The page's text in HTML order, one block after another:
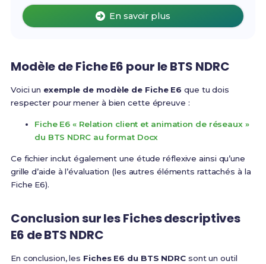
En savoir plus
Modèle de Fiche E6 pour le BTS NDRC
Voici un exemple de modèle de Fiche E6 que tu dois
respecter pour mener à bien cette épreuve :
Fiche E6 « Relation client et animation de réseaux »
du BTS NDRC au format Docx
Ce fichier inclut également une étude réflexive ainsi qu’une
grille d’aide à l’évaluation (les autres éléments rattachés à la
Fiche E6).
Conclusion sur les Fiches descriptives
E6 de BTS NDRC
En conclusion, les Fiches E6 du BTS NDRCsont un outil